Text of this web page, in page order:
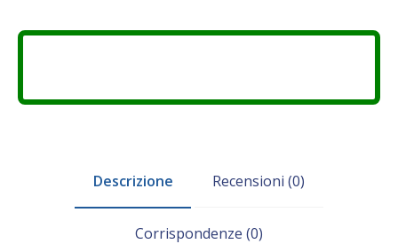
Descrizione Recensioni (0)
Corrispondenze (0)